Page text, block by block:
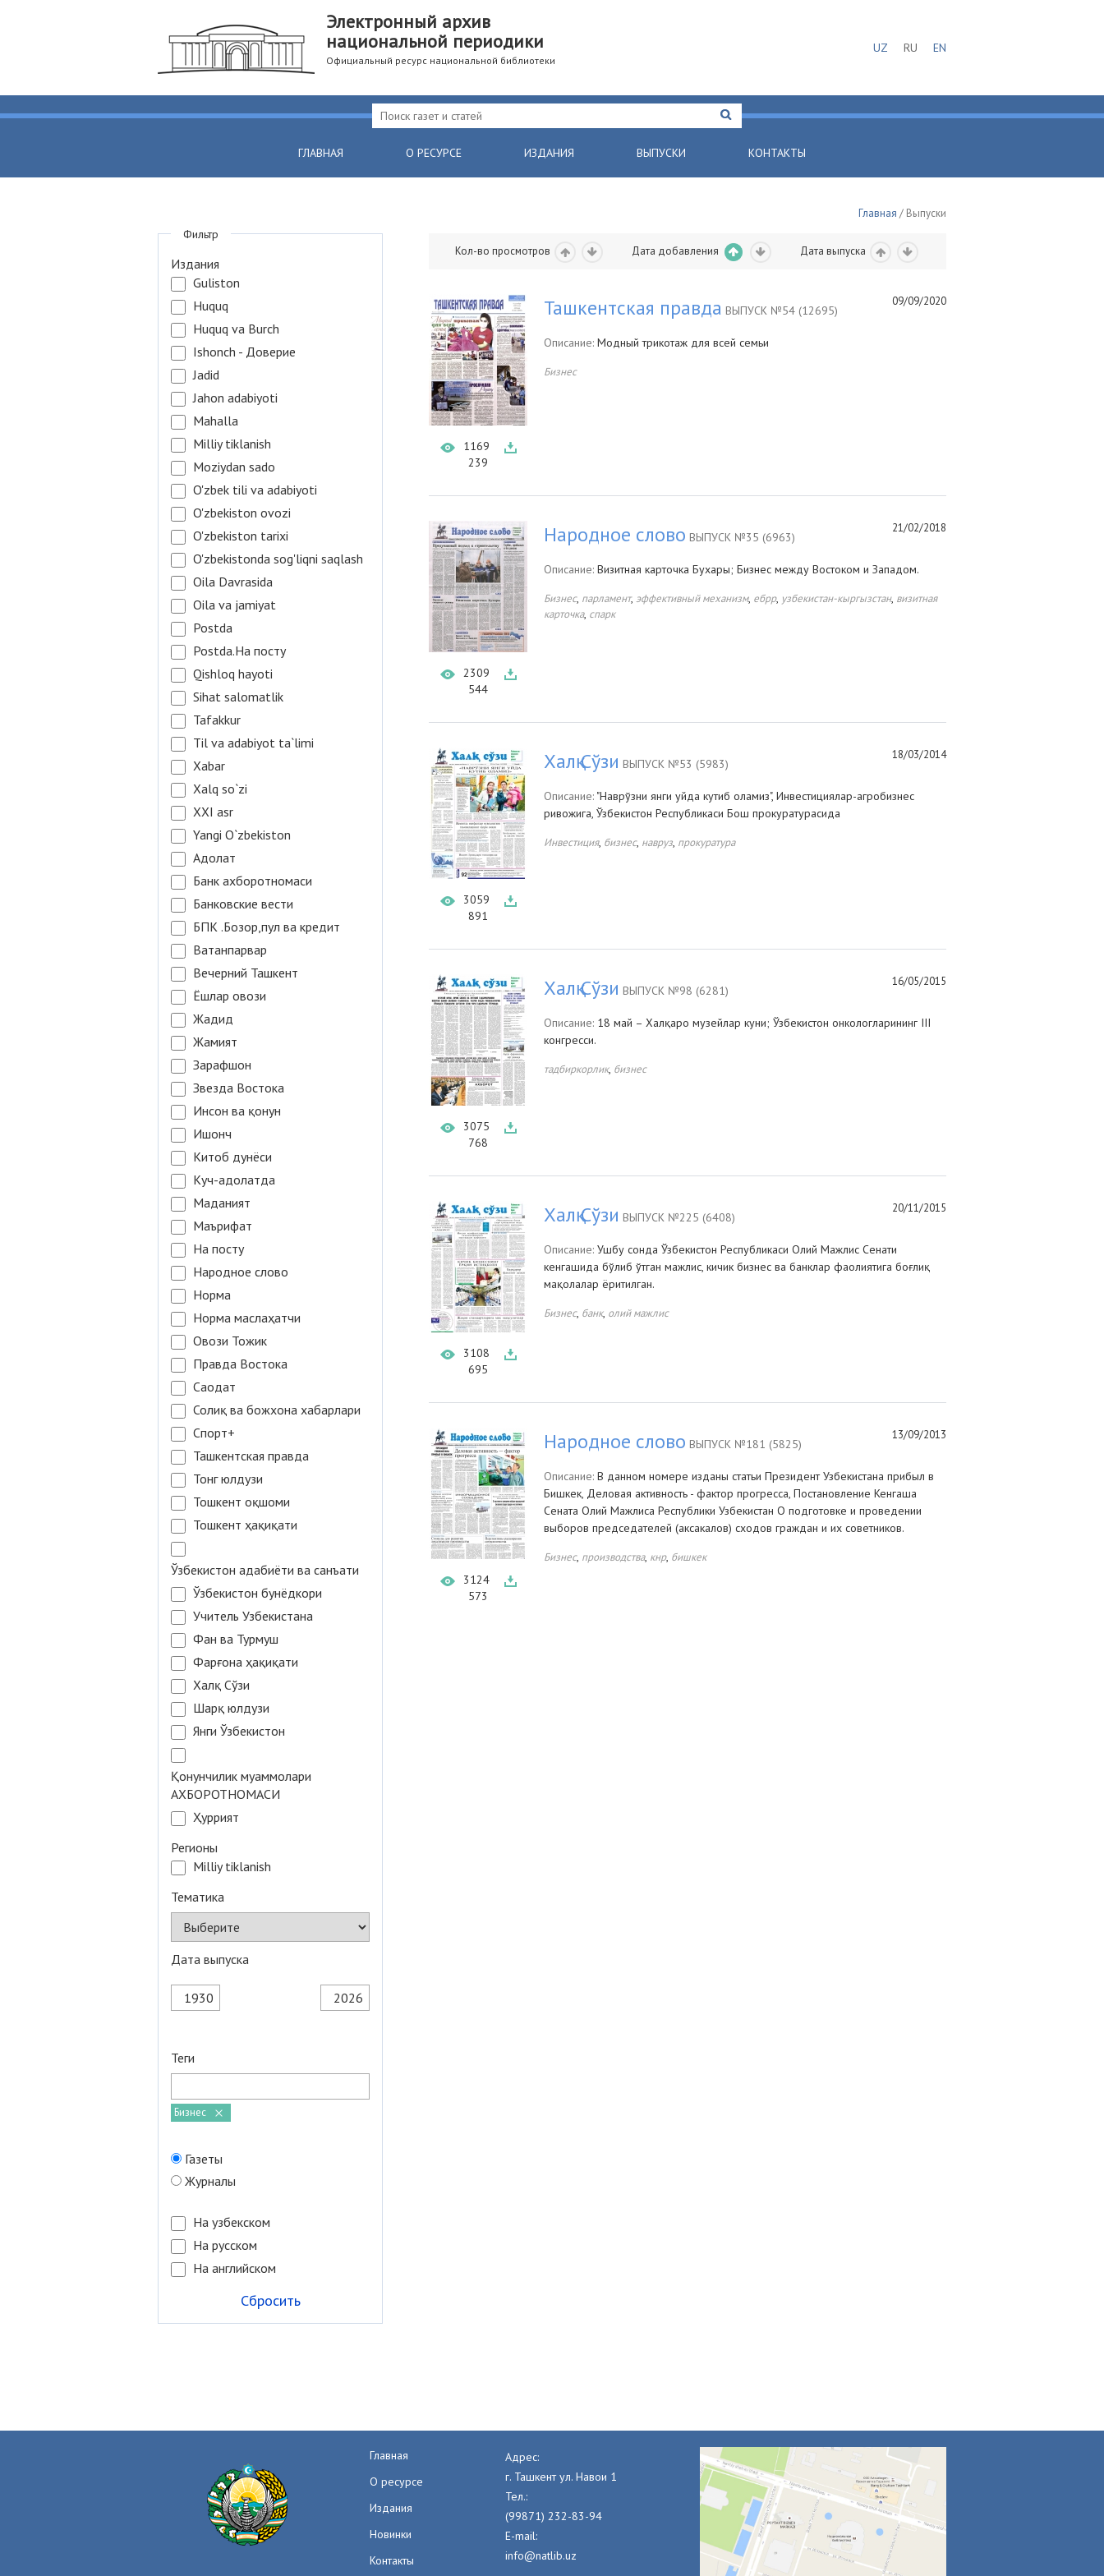
Электронный архив
национальной периодики
Официальный ресурс национальной библиотеки
UZ RU EN
ГЛАВНАЯ О РЕСУРСЕ ИЗДАНИЯ ВЫПУСКИ КОНТАКТЫ
Главная / Выпуски
Кол-во просмотров Дата добавления Дата выпуска
1169
239
09/09/2020
Ташкентская правда ВЫПУСК №54 (12695)
Описание: Модный трикотаж для всей семьи
Бизнес
2309
544
21/02/2018
Народное слово ВЫПУСК №35 (6963)
Описание: Визитная карточка Бухары; Бизнес между Востоком и Западом.
Бизнес, парламент, эффективный механизм, ебрр, узбекистан-кыргызстан, визитная
карточка, спарк
3059
891
18/03/2014
Халқ Сўзи ВЫПУСК №53 (5983)
Описание: "Наврўзни янги уйда кутиб оламиз", Инвестициялар-агробизнес
ривожига, Ўзбекистон Республикаси Бош прокуратурасида
Инвестиция, бизнес, навруз, прокуратура
3075
768
16/05/2015
Халқ Сўзи ВЫПУСК №98 (6281)
Описание: 18 май – Халқаро музейлар куни; Ўзбекистон онкологларининг III
конгресси.
тадбиркорлик, бизнес
3108
695
20/11/2015
Халқ Сўзи ВЫПУСК №225 (6408)
Описание: Ушбу сонда Ўзбекистон Республикаси Олий Мажлис Сенати
кенгашида бўлиб ўтган мажлис, кичик бизнес ва банклар фаолиятига боғлиқ
мақолалар ёритилган.
Бизнес, банк, олий мажлис
3124
573
13/09/2013
Народное слово ВЫПУСК №181 (5825)
Описание: В данном номере изданы статьи Президент Узбекистана прибыл в
Бишкек, Деловая активность - фактор прогресса, Постановление Кенгаша
Сената Олий Мажлиса Республики Узбекистан О подготовке и проведении
выборов председателей (аксакалов) сходов граждан и их советников.
Бизнес, производства, кнр, бишкек
Фильтр
Издания
Guliston
Huquq
Huquq va Burch
Ishonch - Доверие
Jadid
Jahon adabiyoti
Mahalla
Milliy tiklanish
Moziydan sado
O'zbek tili va adabiyoti
O'zbekiston ovozi
O'zbekiston tarixi
O'zbekistonda sog'liqni saqlash
Oila Davrasida
Oila va jamiyat
Postda
Postda.На посту
Qishloq hayoti
Sihat salomatlik
Tafakkur
Til va adabiyot ta`limi
Xabar
Xalq so`zi
XXI asr
Yangi O`zbekiston
Адолат
Банк ахборотномаси
Банковские вести
БПК .Бозор,пул ва кредит
Ватанпарвар
Вечерний Ташкент
Ёшлар овози
Жадид
Жамият
Зарафшон
Звезда Востока
Инсон ва қонун
Ишонч
Китоб дунёси
Куч-адолатда
Маданият
Маърифат
На посту
Народное слово
Норма
Норма маслаҳатчи
Овози Тожик
Правда Востока
Саодат
Солиқ ва божхона хабарлари
Спорт+
Ташкентская правда
Тонг юлдузи
Тошкент оқшоми
Тошкент ҳақиқати
Ўзбекистон адабиёти ва санъати
Ўзбекистон бунёдкори
Учитель Узбекистана
Фан ва Турмуш
Фарғона ҳақиқати
Халқ Сўзи
Шарқ юлдузи
Янги Ўзбекистон
Қонунчилик муаммолари
АХБОРОТНОМАСИ
Ҳуррият
Регионы
Milliy tiklanish
Тематика
Дата выпуска
Теги
Бизнес
Газеты
Журналы
На узбекском
На русском
На английском
Сбросить
Главная
О ресурсе
Издания
Новинки
Контакты
Адрес:
г. Ташкент ул. Навои 1
Тел.:
(99871) 232-83-94
E-mail:
info@natlib.uz